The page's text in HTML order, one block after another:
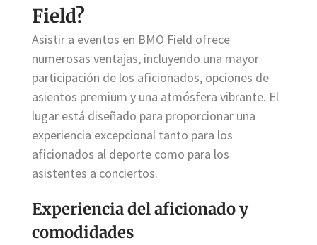
Field?
Asistir a eventos en BMO Field ofrece
numerosas ventajas, incluyendo una mayor
participación de los aficionados, opciones de
asientos premium y una atmósfera vibrante. El
lugar está diseñado para proporcionar una
experiencia excepcional tanto para los
aficionados al deporte como para los
asistentes a conciertos.
Experiencia del aficionado y
comodidades